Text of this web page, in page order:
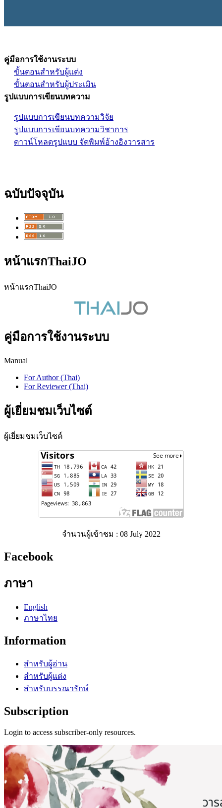
คู่มือการใช้งานระบบ
ขั้นตอนสำหรับผู้แต่ง
ขั้นตอนสำหรับผู้ประเมิน
รูปแบบการเขียนบทความ
รูปแบบการเขียนบทความวิจัย
รูปแบบการเขียนบทความวิชาการ
ดาวน์โหลดรูปแบบ จัดพิมพ์อ้างอิงวารสาร
ฉบับปัจจุบัน
หน้าแรกThaiJO
หน้าแรกThaiJO
คู่มือการใช้งานระบบ
Manual
For Author (Thai)
For Reviewer (Thai)
ผู้เยี่ยมชมเว็บไซต์
ผู้เยี่ยมชมเว็บไซต์
จำนวนผู้เข้าชม : 08 July 2022
Facebook
ภาษา
English
ภาษาไทย
Information
สำหรับผู้อ่าน
สำหรับผู้แต่ง
สำหรับบรรณารักษ์
Subscription
Login to access subscriber-only resources.